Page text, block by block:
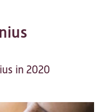
in 2020